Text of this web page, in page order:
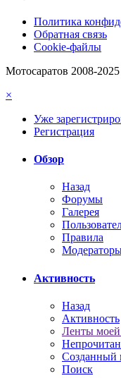
Политика
Обратная связь
Cookie-файлы
Мотосаратов 2008-2025
×
Уже
Регистрация
Обзор
Назад
Форумы
Галерея
Правила
Активность
Назад
Активность
Ленты моей
Созданный
Поиск